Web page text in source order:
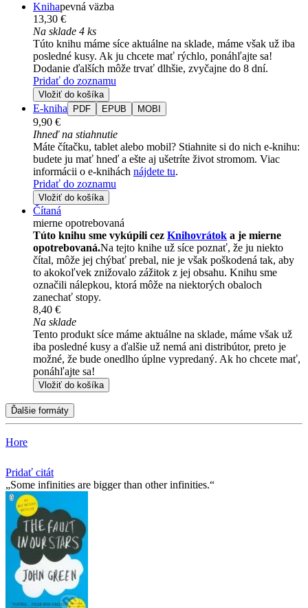
Knihapevná väzba
13,30 €
Na sklade 4 ks
Túto knihu máme síce aktuálne na sklade, máme však už iba
posledné kusy. Ak ju chcete mať rýchlo, ponáhľajte sa!
Dodanie ďalších môže trvať dlhšie, zvyčajne do 8 dní.
Pridať do zoznamu
Vložiť do košíka
E-kniha PDF EPUB MOBI
9,90 €
Ihneď na stiahnutie
Máte čítačku, tablet alebo mobil? Stiahnite si do nich e-knihu:
budete ju mať hneď a ešte aj ušetríte život stromom. Viac
informácii o e-knihách nájdete tu.
Pridať do zoznamu
Vložiť do košíka
Čítaná
mierne opotrebovaná
Túto knihu sme vykúpili cez Knihovrátok a je mierne
opotrebovaná.Na tejto knihe už síce poznať, že ju niekto
čítal, môže jej chýbať prebal, nie je však poškodená tak, aby
to akokoľvek znižovalo zážitok z jej obsahu. Knihu sme
označili nálepkou, ktorá môže na niektorých obaloch
zanechať stopy.
8,40 €
Na sklade
Tento produkt síce máme aktuálne na sklade, máme však už
iba posledné kusy a ďalšie už nemá ani distribútor, preto je
možné, že bude onedlho úplne vypredaný. Ak ho chcete mať,
ponáhľajte sa!
Vložiť do košíka
Ďalšie formáty
Hore
Pridať citát
Some infinities are bigger than other infinities.